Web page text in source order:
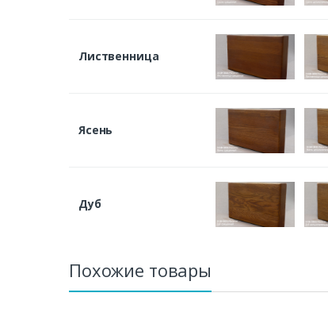
Лиственница
Ясень
Дуб
Похожие товары